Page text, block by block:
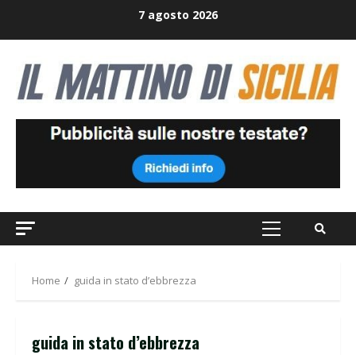
7 agosto 2026
Primary
Home guida in stato d’ebbrezza
guida in stato d’ebbrezza